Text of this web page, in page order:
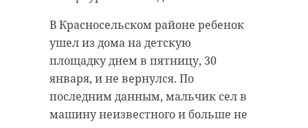
В Красносельском районе ребенок
ушел из дома на детскую
площадку днем в пятницу, 30
января, и не вернулся. По
последним данным, мальчик сел в
машину неизвестного и больше не